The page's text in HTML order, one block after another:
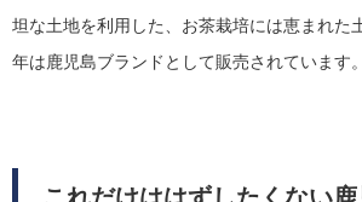
坦な土地を利用した、お茶栽培には恵まれた
年は鹿児島ブランドとして販売されています。